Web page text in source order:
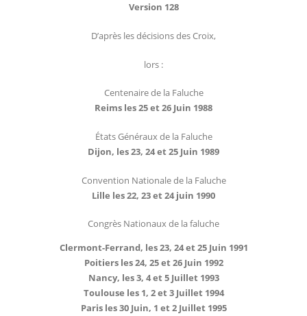
Version 128
D’après les décisions des Croix,
lors :
Centenaire de la Faluche
Reims les 25 et 26 Juin 1988
États Généraux de la Faluche
Dijon, les 23, 24 et 25 Juin 1989
Convention Nationale de la Faluche
Lille les 22, 23 et 24 juin 1990
Congrès Nationaux de la faluche
Clermont-Ferrand, les 23, 24 et 25 Juin 1991
Poitiers les 24, 25 et 26 Juin 1992
Nancy, les 3, 4 et 5 Juillet 1993
Toulouse les 1, 2 et 3 Juillet 1994
Paris les 30 Juin, 1 et 2 Juillet 1995